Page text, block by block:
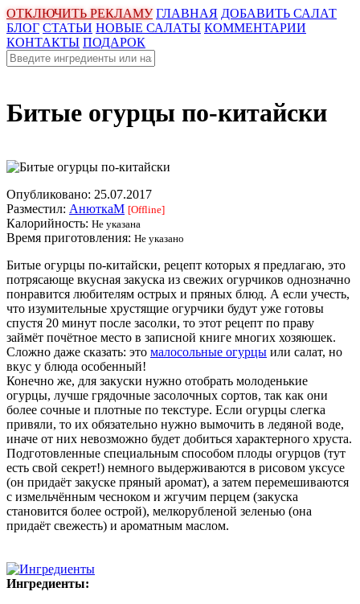
ОТКЛЮЧИТЬ РЕКЛАМУ ГЛАВНАЯ ДОБАВИТЬ САЛАТ
БЛОГ СТАТЬИ НОВЫЕ САЛАТЫ КОММЕНТАРИИ
КОНТАКТЫ ПОДАРОК
Битые огурцы по-китайски
Опубликовано: 25.07.2017
Разместил: АнюткаM [Offline]
Калорийность: Не указана
Время приготовления: Не указано
Битые огурцы по-китайски, рецепт которых я предлагаю, это
потрясающе вкусная закуска из свежих огурчиков однозначно
понравится любителям острых и пряных блюд. А если учесть,
что изумительные хрустящие огурчики будут уже готовы
спустя 20 минут после засолки, то этот рецепт по праву
займёт почётное место в записной книге многих хозяюшек.
Сложно даже сказать: это малосольные огурцы или салат, но
вкус у блюда особенный!
Конечно же, для закуски нужно отобрать молоденькие
огурцы, лучше грядочные засолочных сортов, так как они
более сочные и плотные по текстуре. Если огурцы слегка
привяли, то их обязательно нужно вымочить в ледяной воде,
иначе от них невозможно будет добиться характерного хруста.
Подготовленные специальным способом плоды огурцов (тут
есть свой секрет!) немного выдерживаются в рисовом уксусе
(он придаёт закуске пряный аромат), а затем перемешиваются
с измельчённым чесноком и жгучим перцем (закуска
становится более острой), мелкорубленой зеленью (она
придаёт свежесть) и ароматным маслом.
Ингредиенты: